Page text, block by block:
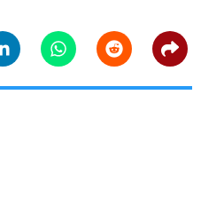
Linkedin WhatsappReddit